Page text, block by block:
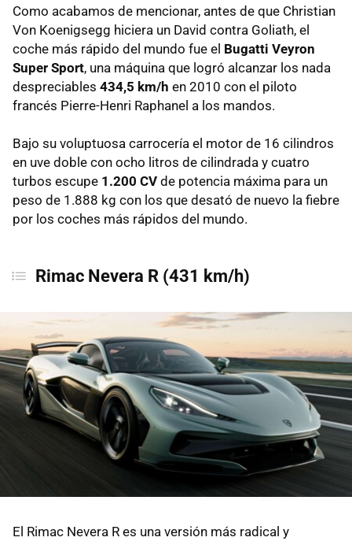
Como acabamos de mencionar, antes de que Christian
Von Koenigsegg hiciera un David contra Goliath, el
coche más rápido del mundo fue el Bugatti Veyron
Super Sport, una máquina que logró alcanzar los nada
despreciables 434,5 km/h en 2010 con el piloto
francés Pierre-Henri Raphanel a los mandos.
Bajo su voluptuosa carrocería el motor de 16 cilindros
en uve doble con ocho litros de cilindrada y cuatro
turbos escupe 1.200 CV de potencia máxima para un
peso de 1.888 kg con los que desató de nuevo la fiebre
por los coches más rápidos del mundo.
Rimac Nevera R (431 km/h)
El Rimac Nevera R es una versión más radical y